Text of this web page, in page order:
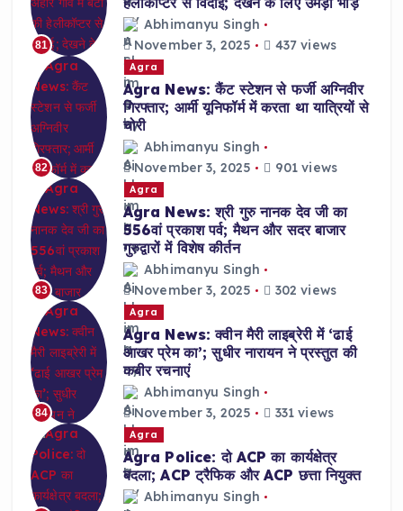
81
Abhimanyu Singh
November 3, 2025
437 views
82
Agra
Agra News: कैंट स्टेशन से फर्जी अग्निवीर
गिरफ्तार; आर्मी यूनिफॉर्म में करता था यात्रियों से
चोरी
Abhimanyu Singh
November 3, 2025
901 views
83
Agra
Agra News: श्री गुरु नानक देव जी का
556वां प्रकाश पर्व; मैथन और सदर बाजार
गुरुद्वारों में विशेष कीर्तन
Abhimanyu Singh
November 3, 2025
302 views
84
Agra
Agra News: क्वीन मैरी लाइब्रेरी में ‘ढाई
आखर प्रेम का’; सुधीर नारायन ने प्रस्तुत की
कबीर रचनाएं
Abhimanyu Singh
November 3, 2025
331 views
Agra
Agra Police: दो ACP का कार्यक्षेत्र
बदला; ACP ट्रैफिक और ACP छत्ता नियुक्त
Abhimanyu Singh